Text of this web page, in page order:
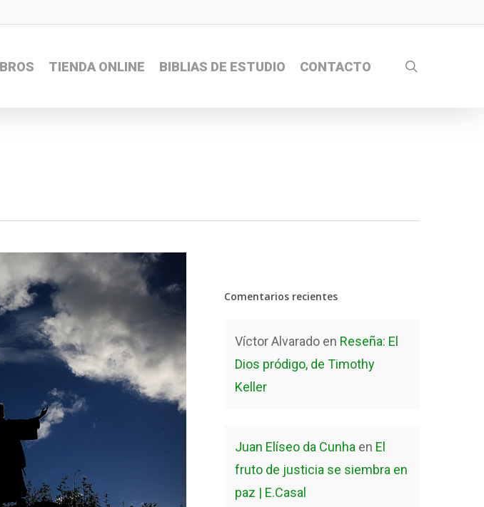
TIENDA ONLINE BIBLIAS DE ESTUDIO CONTACTO
Comentarios recientes
Víctor Alvarado en Reseña: El
Dios pródigo, de Timothy
Keller
Juan Elíseo da Cunha en El
fruto de justicia se siembra en
paz | E.Casal